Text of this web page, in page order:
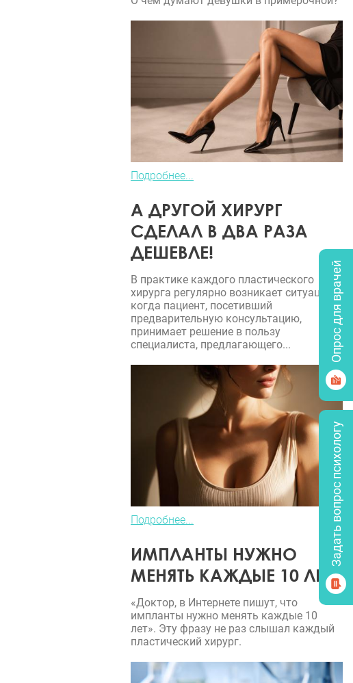
Подробнее...
А ДРУГОЙ ХИРУРГ
СДЕЛАЛ В ДВА РАЗА
ДЕШЕВЛЕ!
В практике каждого пластического
хирурга регулярно возникает ситуация,
когда пациент, посетивший
предварительную консультацию,
принимает решение в пользу
специалиста, предлагающего...
Подробнее...
ИМПЛАНТЫ НУЖНО
МЕНЯТЬ КАЖДЫЕ 10 ЛЕТ?
«Доктор, в Интернете пишут, что
импланты нужно менять каждые 10
лет». Эту фразу не раз слышал каждый
пластический хирург.
Опрос для врачей
Задать вопрос психологу